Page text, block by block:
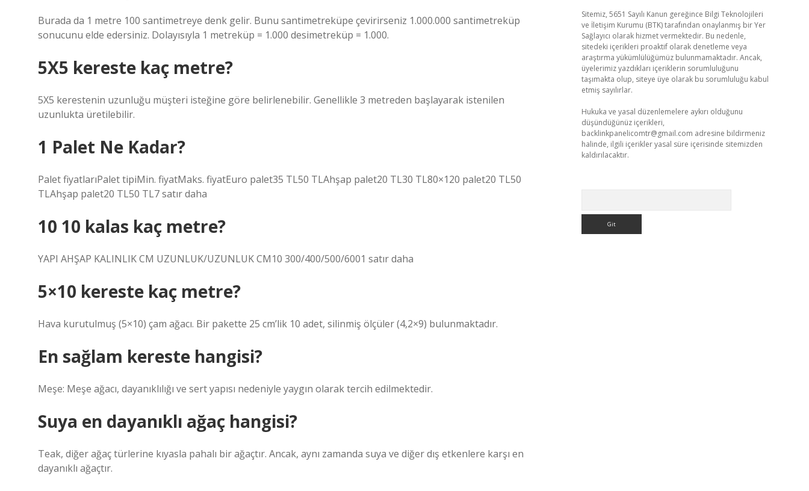
Burada da 1 metre 100 santimetreye denk gelir. Bunu santimetreküpe çevirirseniz 1.000.000 santimetreküp
sonucunu elde edersiniz. Dolayısıyla 1 metreküp = 1.000 desimetreküp = 1.000.
5X5 kereste kaç metre?
5X5 kerestenin uzunluğu müşteri isteğine göre belirlenebilir. Genellikle 3 metreden başlayarak istenilen
uzunlukta üretilebilir.
1 Palet Ne Kadar?
Palet fiyatlarıPalet tipiMin. fiyatMaks. fiyatEuro palet35 TL50 TLAhşap palet20 TL30 TL80×120 palet20 TL50
TLAhşap palet20 TL50 TL7 satır daha
10 10 kalas kaç metre?
YAPI AHŞAP KALINLIK CM UZUNLUK/UZUNLUK CM10 300/400/500/6001 satır daha
5×10 kereste kaç metre?
Hava kurutulmuş (5×10) çam ağacı. Bir pakette 25 cm’lik 10 adet, silinmiş ölçüler (4,2×9) bulunmaktadır.
En sağlam kereste hangisi?
Meşe: Meşe ağacı, dayanıklılığı ve sert yapısı nedeniyle yaygın olarak tercih edilmektedir.
Suya en dayanıklı ağaç hangisi?
Teak, diğer ağaç türlerine kıyasla pahalı bir ağaçtır. Ancak, aynı zamanda suya ve diğer dış etkenlere karşı en
dayanıklı ağaçtır.
Sitemiz, 5651 Sayılı Kanun gereğince Bilgi Teknolojileri
ve İletişim Kurumu (BTK) tarafından onaylanmış bir Yer
Sağlayıcı olarak hizmet vermektedir. Bu nedenle,
sitedeki içerikleri proaktif olarak denetleme veya
araştırma yükümlülüğümüz bulunmamaktadır. Ancak,
üyelerimiz yazdıkları içeriklerin sorumluluğunu
taşımakta olup, siteye üye olarak bu sorumluluğu kabul
etmiş sayılırlar.
Hukuka ve yasal düzenlemelere aykırı olduğunu
düşündüğünüz içerikleri,
backlinkpanelicomtr@gmail.com adresine bildirmeniz
halinde, ilgili içerikler yasal süre içerisinde sitemizden
kaldırılacaktır.